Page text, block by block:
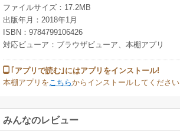
ファイルサイズ：17.2MB
出版年月：2018年1月
ISBN：9784799106426
対応ビューア：ブラウザビューア、本棚アプリ
｢アプリで読む｣にはアプリをインストール!
本棚アプリを こちらからインストールしてください
みんなのレビュー